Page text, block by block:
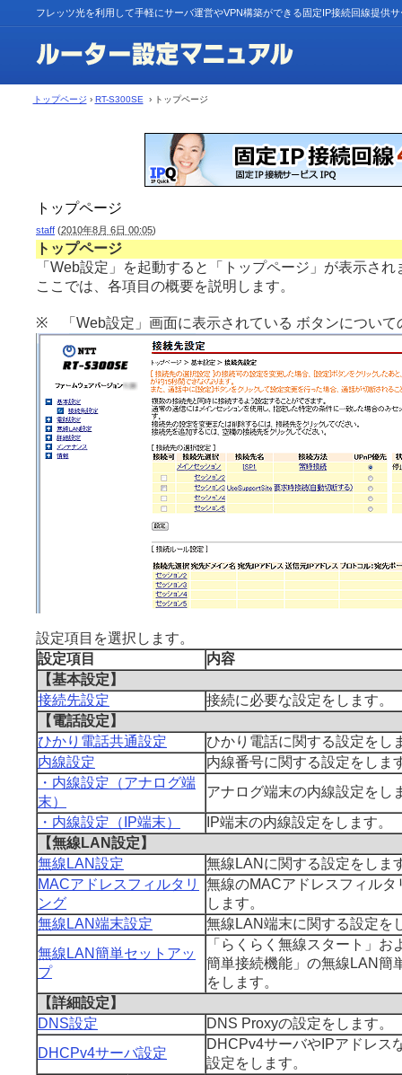
フレッツ光を利用して手軽にサーバ運営やVPN構築ができる固定IP接続回線提供
トップページ › RT-S300SE › トップページ
トップページ
staff (2010年8月 6日 00:05)
トップページ
「Web設定」を起動すると「トップページ」が表示され
ここでは、各項目の概要を説明します。
※ 「Web設定」画面に表示されている ボタンについて
設定項目を選択します。
設定項目
内容
【基本設定】
接続先設定
接続に必要な設定をします。
【電話設定】
ひかり電話共通設定
ひかり電話に関する設定をし
内線設定
内線番号に関する設定をしま
・内線設定（アナログ端
末）
アナログ端末の内線設定をし
・内線設定（IP端末）
IP端末の内線設定をします。
【無線LAN設定】
無線LAN設定
無線LANに関する設定をしま
MACアドレスフィルタリ
ング
無線のMACアドレスフィルタ
します。
無線LAN端末設定
無線LAN端末に関する設定を
無線LAN簡単セットアッ
プ
「らくらく無線スタート」お
簡単接続機能」の無線LAN簡
をします。
【詳細設定】
DNS設定
DNS Proxyの設定をします。
DHCPv4サーバ設定
DHCPv4サーバやIPアドレス
設定をします。